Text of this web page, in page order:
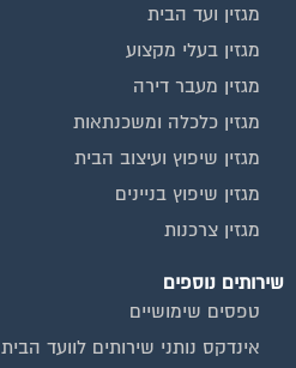
מגזין ועד הבית
מגזין בעלי מקצוע
מגזין מעבר דירה
מגזין כלכלה ומשכנתאות
מגזין שיפוץ ועיצוב הבית
מגזין שיפוץ בניינים
מגזין צרכנות
שירותים נוספים
טפסים שימושיים
אינדקס נותני שירותים לוועד הבית